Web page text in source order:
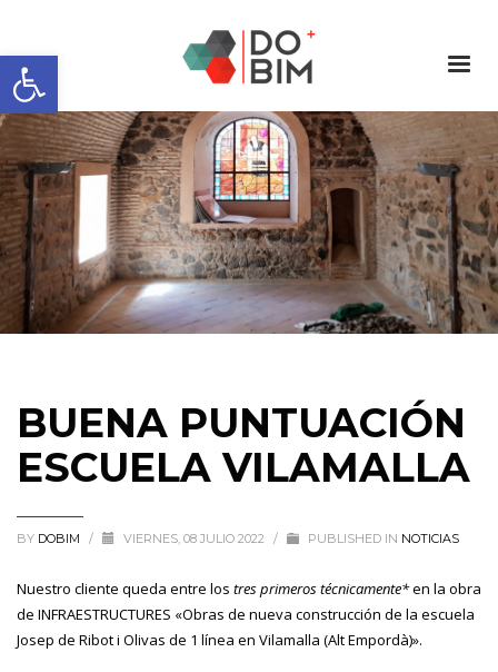
Abrir barra de herramientas
BUENA PUNTUACIÓN
ESCUELA VILAMALLA
BY DOBIM / VIERNES, 08 JULIO 2022 / PUBLISHED IN NOTICIAS
Nuestro cliente queda entre los tres primeros técnicamente*en la obra
de INFRAESTRUCTURES «Obras de nueva construcción de la escuela
Josep de Ribot i Olivas de 1 línea en Vilamalla (Alt Empordà)».